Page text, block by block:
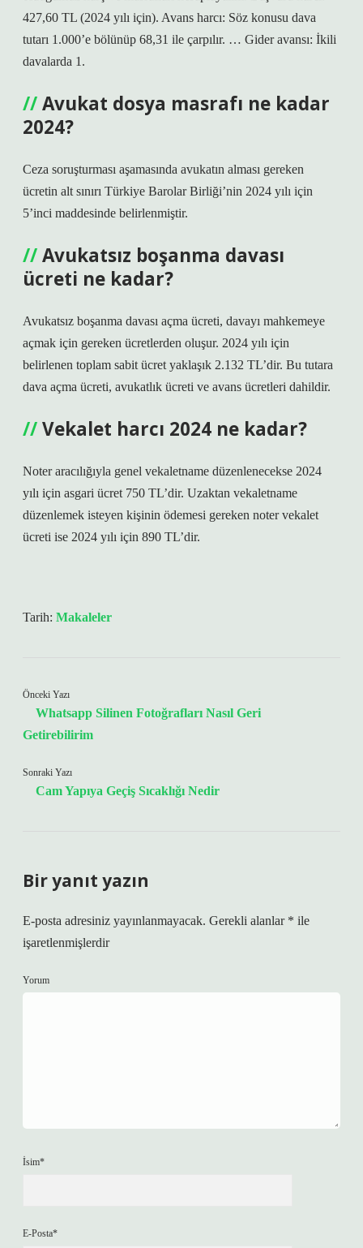
427,60 TL (2024 yılı için). Avans harcı: Söz konusu dava
tutarı 1.000’e bölünüp 68,31 ile çarpılır. … Gider avansı: İkili
davalarda 1.
Avukat dosya masrafı ne kadar
2024?
Ceza soruşturması aşamasında avukatın alması gereken
ücretin alt sınırı Türkiye Barolar Birliği’nin 2024 yılı için
5’inci maddesinde belirlenmiştir.
Avukatsız boşanma davası
ücreti ne kadar?
Avukatsız boşanma davası açma ücreti, davayı mahkemeye
açmak için gereken ücretlerden oluşur. 2024 yılı için
belirlenen toplam sabit ücret yaklaşık 2.132 TL’dir. Bu tutara
dava açma ücreti, avukatlık ücreti ve avans ücretleri dahildir.
Vekalet harcı 2024 ne kadar?
Noter aracılığıyla genel vekaletname düzenlenecekse 2024
yılı için asgari ücret 750 TL’dir. Uzaktan vekaletname
düzenlemek isteyen kişinin ödemesi gereken noter vekalet
ücreti ise 2024 yılı için 890 TL’dir.
Tarih: Makaleler
Önceki Yazı
Whatsapp Silinen Fotoğrafları Nasıl Geri
Getirebilirim
Sonraki Yazı
Cam Yapıya Geçiş Sıcaklığı Nedir
Bir yanıt yazın
E-posta adresiniz yayınlanmayacak. Gerekli alanlar * ile
işaretlenmişlerdir
Yorum
İsim*
E-Posta*